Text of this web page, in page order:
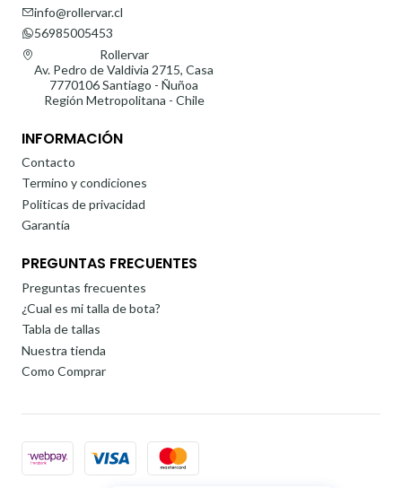
info@rollervar.cl
56985005453
Rollervar
Av. Pedro de Valdivia 2715, Casa
7770106 Santiago - Ñuñoa
Región Metropolitana - Chile
INFORMACIÓN
Contacto
Termino y condiciones
Politicas de privacidad
Garantía
PREGUNTAS FRECUENTES
Preguntas frecuentes
¿Cual es mi talla de bota?
Tabla de tallas
Nuestra tienda
Como Comprar